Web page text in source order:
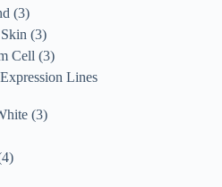
3
3
Cell 3
Lines
3
4